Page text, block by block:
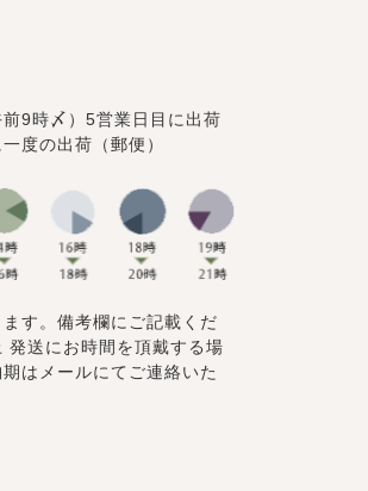
9時〆）5営業日目に出荷
度の出荷（郵便）
す。備考欄にご記載くだ
発送にお時間を頂戴する場
はメールにてご連絡いた